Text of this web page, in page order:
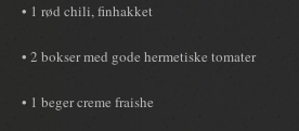
• 1 rød chili, finhakket
• 2 bokser med gode hermetiske tomater
• 1 beger creme fraishe